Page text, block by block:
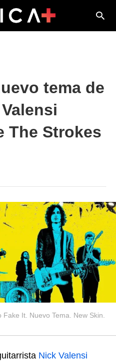
tema de
The Strokes
Fake It. Nuevo Tema. New Skin.
Nick Valensi